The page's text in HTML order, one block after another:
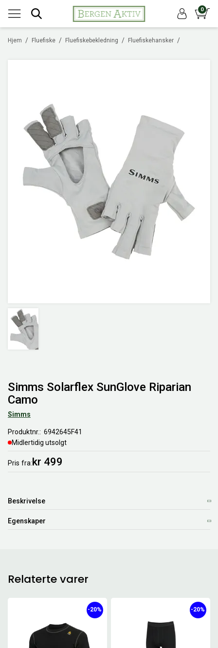
0
/
Hjem /
Fluefiske /
Fluefiskebekledning /
Fluefiskehansker
Simms Solarflex SunGlove Riparian
Camo
Simms
Produktnr.
6942645F41
Midlertidig utsolgt
Pris fra kr 499
Beskrivelse
Egenskaper
Relaterte varer
-20% -20%